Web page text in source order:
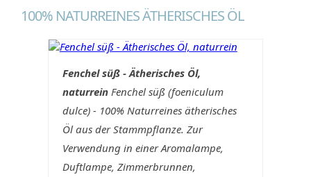
100% NATURREINES ÄTHERISCHES ÖL
Fenchel süß - Ätherisches Öl,
naturreinFenchel süß (foeniculum
dulce) - 100% Naturreines ätherisches
Öl aus der Stammpflanze. Zur
Verwendung in einer Aromalampe,
Duftlampe, Zimmerbrunnen,